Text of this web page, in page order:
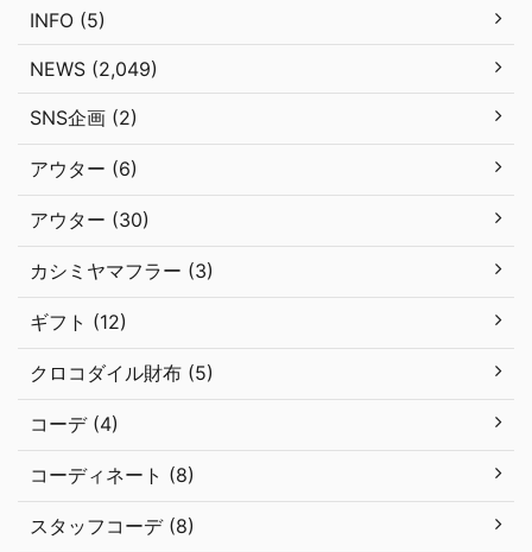
INFO (5)
NEWS (2,049)
SNS企画 (2)
アウター (6)
アウター (30)
カシミヤマフラー (3)
ギフト (12)
クロコダイル財布 (5)
コーデ (4)
コーディネート (8)
スタッフコーデ (8)